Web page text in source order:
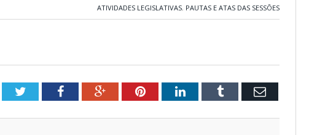
ATIVIDADES LEGISLATIVAS, PAUTAS E ATAS DAS SESSÕES
TwitterFacebookGoogle+PinterestLinkedInTumblr Email